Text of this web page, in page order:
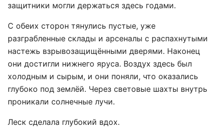
защитники могли держаться здесь годами.
С обеих сторон тянулись пустые, уже
разграбленные склады и арсеналы с распахнутыми
настежь взрывозащищёнными дверями. Наконец
они достигли нижнего яруса. Воздух здесь был
холодным и сырым, и они поняли, что оказались
глубоко под землёй. Через световые шахты внутрь
проникали солнечные лучи.
Леск сделала глубокий вдох.